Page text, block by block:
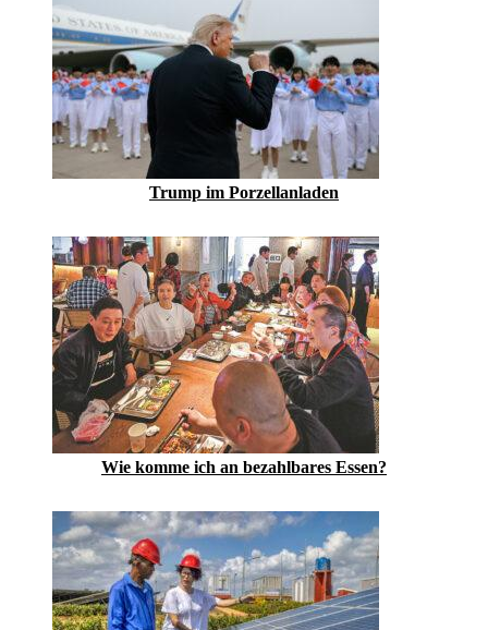
Trump im Porzellanladen
Wie komme ich an bezahlbares Essen?